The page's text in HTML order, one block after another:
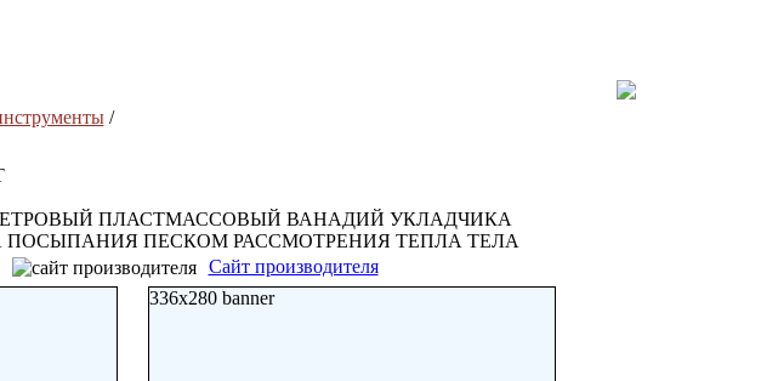
/
ПЛАСТМАССОВЫЙ ВАНАДИЙ УКЛАДЧИКА
ПЕСКОМ РАССМОТРЕНИЯ ТЕПЛА ТЕЛА
Сайт производителя
336x280 banner